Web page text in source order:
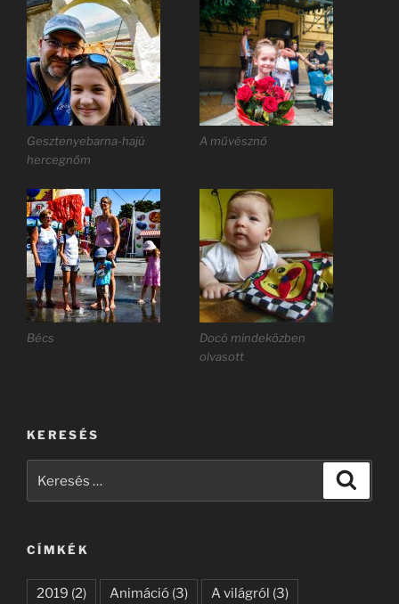
Gesztenyebarna-hajú
hercegnőm
A művésznő
Bécs
Docó mindeközben
olvasott
KERESÉS
CÍMKÉK
2019 (2) Animáció (3) A világról (3)